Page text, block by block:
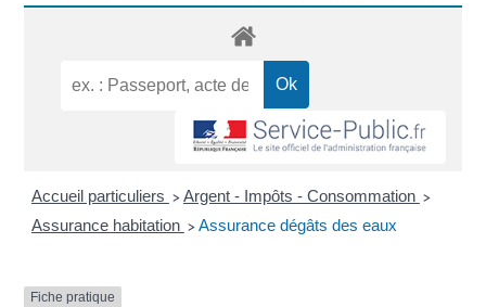
Accueil particuliers > Argent - Impôts - Consommation >
Assurance habitation > Assurance dégâts des eaux
Fiche pratique